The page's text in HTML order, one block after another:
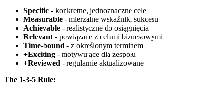
Specific - konkretne, jednoznaczne cele
Measurable - mierzalne wskaźniki sukcesu
Achievable - realistyczne do osiągnięcia
Relevant - powiązane z celami biznesowymi
Time-bound - z określonym terminem
+Exciting - motywujące dla zespołu
+Reviewed - regularnie aktualizowane
The 1-3-5 Rule: